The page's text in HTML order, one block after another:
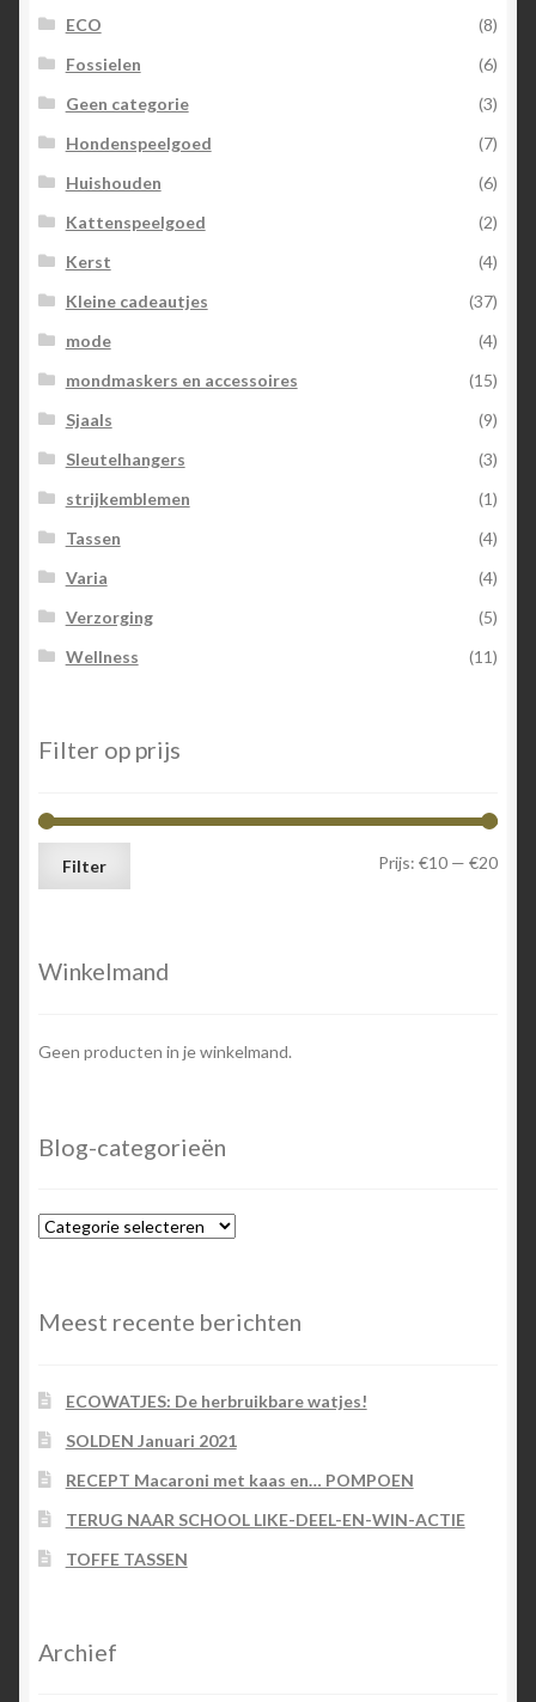
ECO
(8)
Fossielen
(6)
Geen categorie
(3)
Hondenspeelgoed
(7)
Huishouden
(6)
Kattenspeelgoed
(2)
Kerst
(4)
Kleine cadeautjes
(37)
mode
(4)
mondmaskers en accessoires
(15)
Sjaals
(9)
Sleutelhangers
(3)
strijkemblemen
(1)
Tassen
(4)
Varia
(4)
Verzorging
(5)
Wellness
(11)
Filter op prijs
Min.
Max.
Filter Prijs: €10 — €20
Winkelmand
Geen producten in je winkelmand.
Blog-categorieën
Blog-
Meest recente berichten
ECOWATJES: De herbruikbare watjes!
SOLDEN Januari 2021
RECEPT Macaroni met kaas en… POMPOEN
TERUG NAAR SCHOOL LIKE-DEEL-EN-WIN-ACTIE
TOFFE TASSEN
Archief